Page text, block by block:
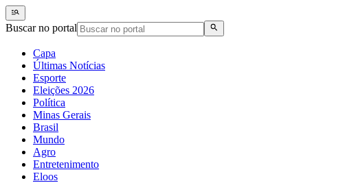
Buscar no portal
Capa
Últimas Notícias
Esporte
Eleições 2026
Política
Minas Gerais
Brasil
Mundo
Agro
Entretenimento
Eloos